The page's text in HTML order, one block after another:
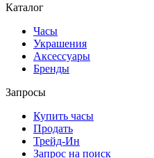
Каталог
Часы
Украшения
Аксессуары
Бренды
Запросы
Купить часы
Продать
Трейд-Ин
Запрос на поиск